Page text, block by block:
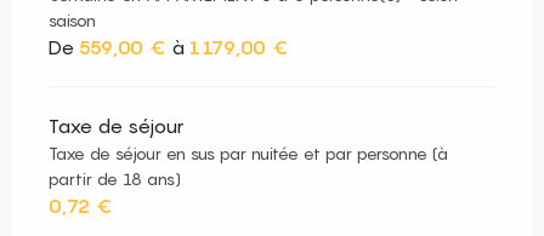
saison
De 559,00 € à 1 179,00 €
Taxe de séjour
Taxe de séjour en sus par nuitée et par personne (à
partir de 18 ans)
0,72 €